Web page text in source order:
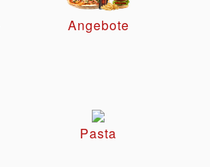
Angebote
Pasta